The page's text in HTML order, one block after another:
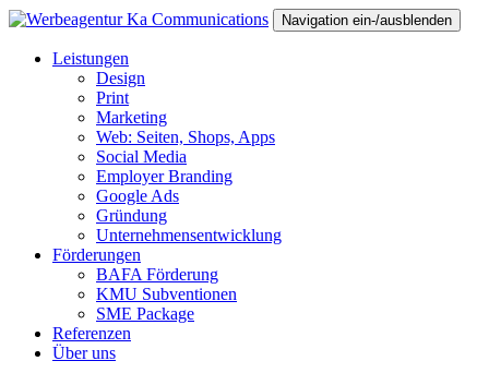
Navigation ein-/ausblenden
Leistungen
Design
Print
Marketing
Web: Seiten, Shops, Apps
Social Media
Employer Branding
Google Ads
Gründung
Unternehmensentwicklung
Förderungen
BAFA Förderung
KMU Subventionen
SME Package
Referenzen
Über uns